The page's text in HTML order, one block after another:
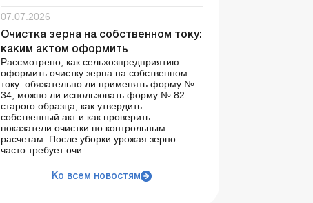
07.07.2026
Очистка зерна на собственном току:
каким актом оформить
Рассмотрено, как сельхозпредприятию
оформить очистку зерна на собственном
току: обязательно ли применять форму №
34, можно ли использовать форму № 82
старого образца, как утвердить
собственный акт и как проверить
показатели очистки по контрольным
расчетам. После уборки урожая зерно
часто требует очи...
Ко всем новостям